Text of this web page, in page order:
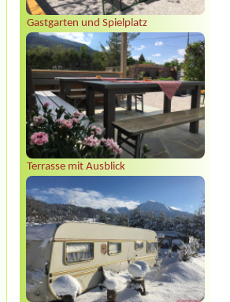
Gastgarten und Spielplatz
Terrasse mit Ausblick
Sylvia Vodel***
Die Bilder mit dem See täuschen. Der
See liegt ein Stück entfernt. Dafür ist